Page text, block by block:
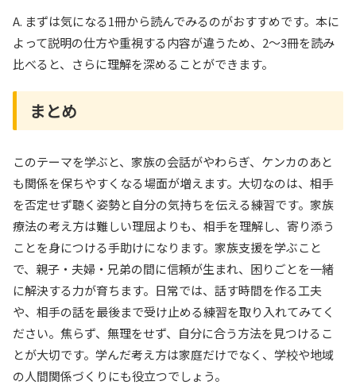
A. まずは気になる1冊から読んでみるのがおすすめです。本に
よって説明の仕方や重視する内容が違うため、2〜3冊を読み
比べると、さらに理解を深めることができます。
まとめ
このテーマを学ぶと、家族の会話がやわらぎ、ケンカのあと
も関係を保ちやすくなる場面が増えます。大切なのは、相手
を否定せず聴く姿勢と自分の気持ちを伝える練習です。家族
療法の考え方は難しい理屈よりも、相手を理解し、寄り添う
ことを身につける手助けになります。家族支援を学ぶこと
で、親子・夫婦・兄弟の間に信頼が生まれ、困りごとを一緒
に解決する力が育ちます。日常では、話す時間を作る工夫
や、相手の話を最後まで受け止める練習を取り入れてみてく
ださい。焦らず、無理をせず、自分に合う方法を見つけるこ
とが大切です。学んだ考え方は家庭だけでなく、学校や地域
の人間関係づくりにも役立つでしょう。